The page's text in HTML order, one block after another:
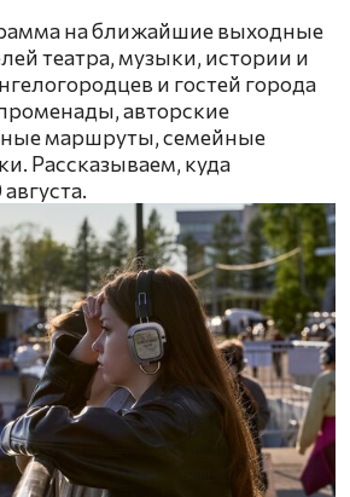
на ближайшие выходные
театра, музыки, истории и
и гостей города
авторские
маршруты, семейные
Рассказываем, куда